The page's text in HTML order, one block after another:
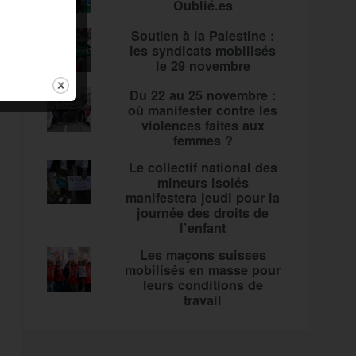
Oublié.es
Soutien à la Palestine :
les syndicats mobilisés
le 29 novembre
Du 22 au 25 novembre :
où manifester contre les
violences faites aux
femmes ?
Le collectif national des
mineurs isolés
manifestera jeudi pour la
journée des droits de
l’enfant
Les maçons suisses
mobilisés en masse pour
leurs conditions de
travail